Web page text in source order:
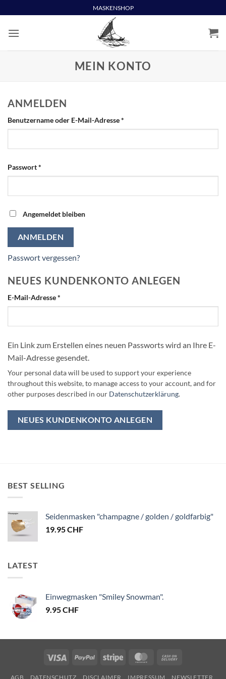
to
content
MASKENSHOP
MEIN KONTO
ANMELDEN
Benutzername oder E-Mail-Adresse*
Passwort*
Angemeldet bleiben
ANMELDEN
Passwort vergessen?
NEUES KUNDENKONTO ANLEGEN
E-Mail-Adresse*
Ein Link zum Erstellen eines neuen Passworts wird an Ihre E-
Mail-Adresse gesendet.
Your personal data will be used to support your experience
throughout this website, to manage access to your account, and for
other purposes described in our Datenschutzerklärung.
NEUES KUNDENKONTO ANLEGEN
BEST SELLING
Seidenmasken "champagne / golden / goldfarbig"
19.95CHF
LATEST
Einwegmasken "Smiley Snowman".
9.95CHF
Visa PayPal Stripe MasterCard
AGB DATENSCHUTZ DISCLAIMER IMPRESSUM NEWSLETTER